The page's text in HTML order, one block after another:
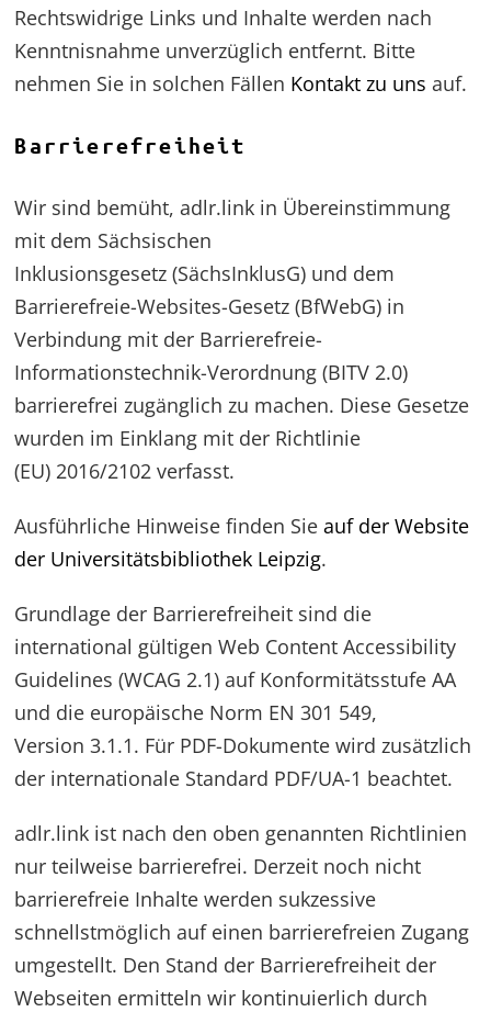
Rechtswidrige Links und Inhalte werden nach
Kenntnisnahme unverzüglich entfernt. Bitte
nehmen Sie in solchen Fällen Kontakt zu uns auf.
Barrierefreiheit
Wir sind bemüht, adlr.link in Übereinstimmung
mit dem Sächsischen
Inklusionsgesetz (SächsInklusG) und dem
Barrierefreie-Websites-Gesetz (BfWebG) in
Verbindung mit der Barrierefreie-
Informationstechnik-Verordnung (BITV 2.0)
barrierefrei zugänglich zu machen. Diese Gesetze
wurden im Einklang mit der Richtlinie
(EU) 2016/2102 verfasst.
Ausführliche Hinweise finden Sieauf der Website
der Universitätsbibliothek Leipzig.
Grundlage der Barrierefreiheit sind die
international gültigen Web Content Accessibility
Guidelines (WCAG 2.1) auf Konformitätsstufe AA
und die europäische Norm EN 301 549,
Version 3.1.1. Für PDF-Dokumente wird zusätzlich
der internationale Standard PDF/UA-1 beachtet.
adlr.link ist nach den oben genannten Richtlinien
nur teilweise barrierefrei. Derzeit noch nicht
barrierefreie Inhalte werden sukzessive
schnellstmöglich auf einen barrierefreien Zugang
umgestellt. Den Stand der Barrierefreiheit der
Webseiten ermitteln wir kontinuierlich durch